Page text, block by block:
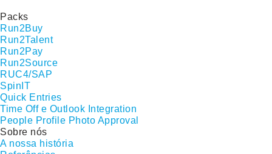
Packs
Run2Buy
Run2Talent
Run2Pay
Run2Source
RUC4/SAP
SpinIT
Quick Entries
Time Off e Outlook Integration
People Profile Photo Approval
Sobre nós
A nossa história